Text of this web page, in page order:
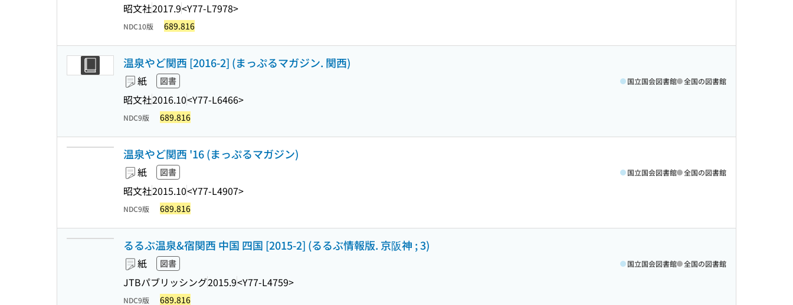
昭文社2017.9<Y77-L7978>
NDC10版 689.816
温泉やど関西 [2016-2] (まっぷるマガジン. 関西)
紙 図書
昭文社2016.10<Y77-L6466>
国立国会図書館 全国の図書館
NDC9版 689.816
温泉やど関西 '16 (まっぷるマガジン)
紙 図書
昭文社2015.10<Y77-L4907>
国立国会図書館 全国の図書館
NDC9版 689.816
るるぶ温泉&宿関西 中国 四国 [2015-2] (るるぶ情報版. 京阪神 ; 3)
紙 図書
JTBパブリッシング2015.9<Y77-L4759>
国立国会図書館 全国の図書館
NDC9版 689.816